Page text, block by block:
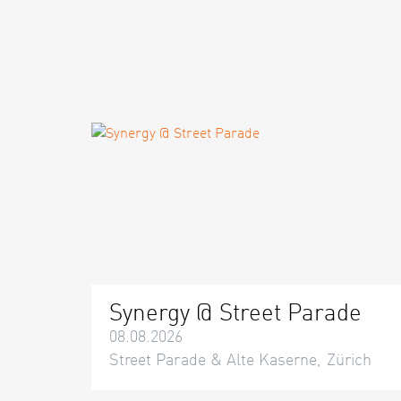
Synergy @ Street Parade
08.08.2026
Street Parade & Alte Kaserne, Zürich